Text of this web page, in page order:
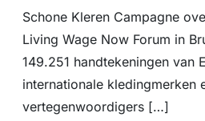
Schone Kleren Campagne
Living Wage Now Forum in
149.251 handtekeningen van
internationale kledingmerken
vertegenwoordigers […]